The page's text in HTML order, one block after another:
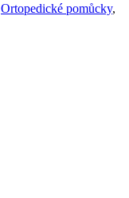
Ortopedické pomůcky,